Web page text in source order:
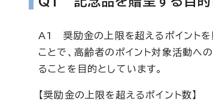
A1 奨励金の上限を超えるポイントを
ことで、高齢者のポイント対象活動
ることを目的としています。
【奨励金の上限を超えるポイント数】